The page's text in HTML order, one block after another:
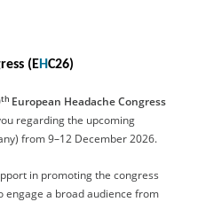
(EHC26)
th European Headache Congress
regarding the upcoming
from 9–12 December 2026.
in promoting the congress
engage a broad audience from